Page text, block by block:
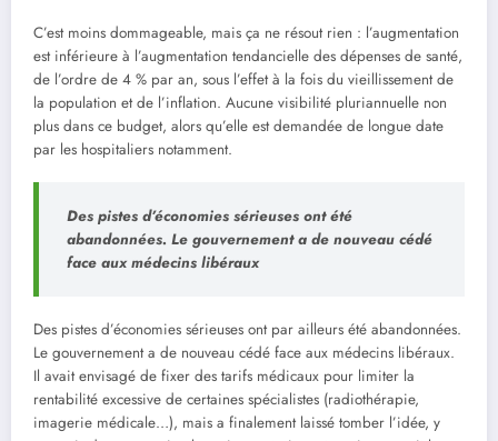
C’est moins dommageable, mais ça ne résout rien : l’augmentation
est inférieure à l’augmentation tendancielle des dépenses de santé,
de l’ordre de 4 % par an, sous l’effet à la fois du vieillissement de
la population et de l’inflation. Aucune visibilité pluriannuelle non
plus dans ce budget, alors qu’elle est demandée de longue date
par les hospitaliers notamment.
Des pistes d’économies sérieuses ont été
abandonnées. Le gouvernement a de nouveau cédé
face aux médecins libéraux
Des pistes d’économies sérieuses ont par ailleurs été abandonnées.
Le gouvernement a de nouveau cédé face aux médecins libéraux.
Il avait envisagé de fixer des tarifs médicaux pour limiter la
rentabilité excessive de certaines spécialistes (radiothérapie,
imagerie médicale…), mais a finalement laissé tomber l’idée, y